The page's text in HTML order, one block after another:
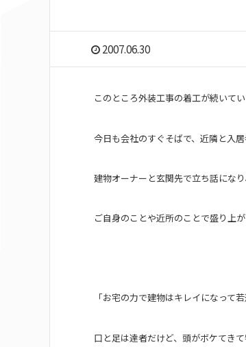
2007.06.30
このところ外装工事の着工が続いてい
今日も会社のすぐそばで、近隣と入居
建物オーナーと玄関先で立ち話になり
ご自身のことや近所のことで盛り上が
「お宅の力で建物はキレイになって
口と足は達者だけど、頭がボケてき